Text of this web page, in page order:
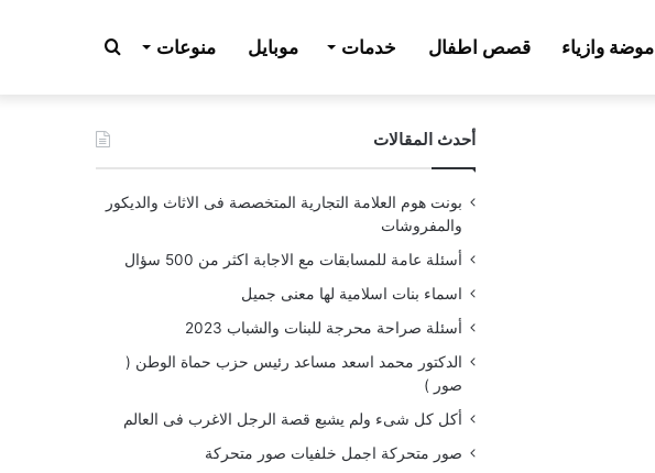
موضة وازياء قصص اطفال خدمات موبايل منوعات بحث
عن أحدث المقالات
بونت هوم العلامة التجارية المتخصصة فى الاثاث والديكور
والمفروشات
أسئلة عامة للمسابقات مع الاجابة اكثر من 500 سؤال
اسماء بنات اسلامية لها معنى جميل
أسئلة صراحة محرجة للبنات والشباب 2023
الدكتور محمد اسعد مساعد رئيس حزب حماة الوطن (
صور )
أكل كل شىء ولم يشبع قصة الرجل الاغرب فى العالم
صور متحركة اجمل خلفيات صور متحركة